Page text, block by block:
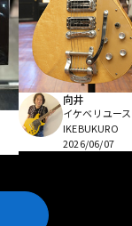
向井
イケベリユース
IKEBUKURO
2026/06/07